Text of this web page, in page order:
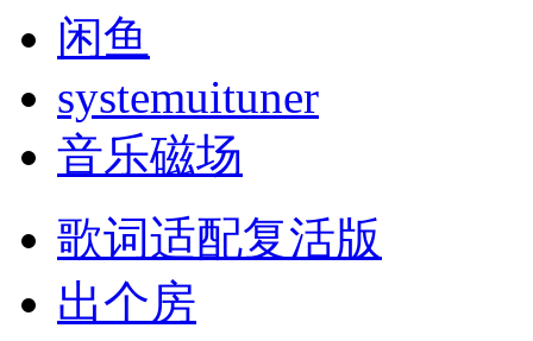
闲鱼
systemuituner
音乐磁场
歌词适配复活版
出个房